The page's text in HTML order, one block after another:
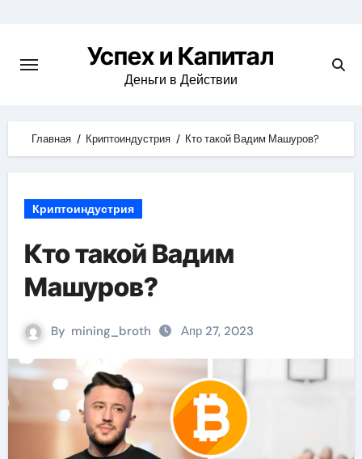
content
Успех и Капитал
Деньги в Действии
Главная Криптоиндустрия Кто такой Вадим Машуров?
Криптоиндустрия
Кто такой Вадим
Машуров?
By mining_broth Апр 27, 2023